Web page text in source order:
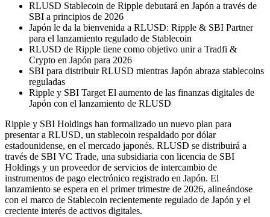
RLUSD Stablecoin de Ripple debutará en Japón a través de
SBI a principios de 2026
Japón le da la bienvenida a RLUSD: Ripple & SBI Partner
para el lanzamiento regulado de Stablecoin
RLUSD de Ripple tiene como objetivo unir a Tradfi &
Crypto en Japón para 2026
SBI para distribuir RLUSD mientras Japón abraza stablecoins
reguladas
Ripple y SBI Target El aumento de las finanzas digitales de
Japón con el lanzamiento de RLUSD
Ripple y SBI Holdings han formalizado un nuevo plan para
presentar a RLUSD, un stablecoin respaldado por dólar
estadounidense, en el mercado japonés. RLUSD se distribuirá a
través de SBI VC Trade, una subsidiaria con licencia de SBI
Holdings y un proveedor de servicios de intercambio de
instrumentos de pago electrónico registrado en Japón. El
lanzamiento se espera en el primer trimestre de 2026, alineándose
con el marco de Stablecoin recientemente regulado de Japón y el
creciente interés de activos digitales.